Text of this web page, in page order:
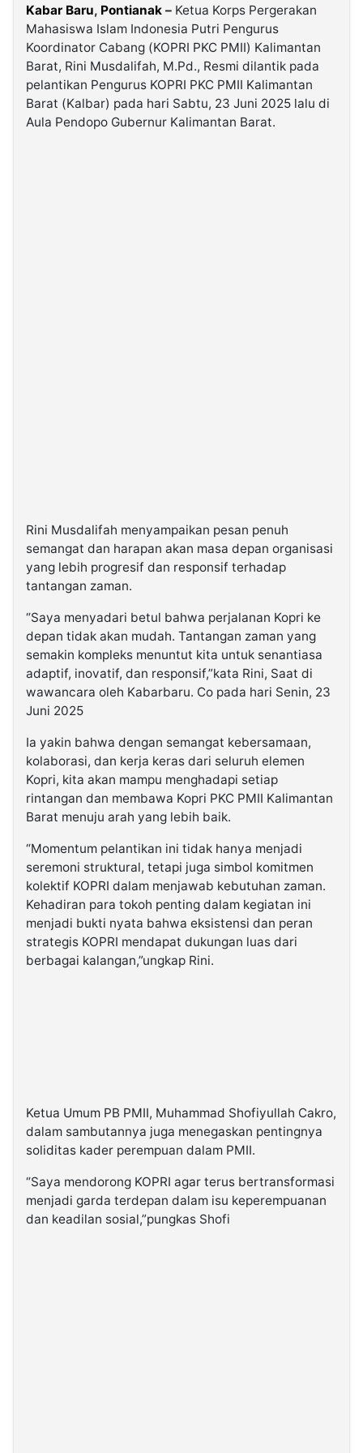
Kabarbaru.co
2026
Kabarbaru
Kabar Baru, Pontianak – Ketua Korps Pergerakan
Mahasiswa Islam Indonesia Putri Pengurus
Koordinator Cabang (KOPRI PKC PMII) Kalimantan
Barat, Rini Musdalifah, M.Pd., Resmi dilantik pada
pelantikan Pengurus KOPRI PKC PMII Kalimantan
Barat (Kalbar) pada hari Sabtu, 23 Juni 2025 lalu di
Aula Pendopo Gubernur Kalimantan Barat.
Rini Musdalifah menyampaikan pesan penuh
semangat dan harapan akan masa depan organisasi
yang lebih progresif dan responsif terhadap
tantangan zaman.
“Saya menyadari betul bahwa perjalanan Kopri ke
depan tidak akan mudah. Tantangan zaman yang
semakin kompleks menuntut kita untuk senantiasa
adaptif, inovatif, dan responsif,”kata Rini, Saat di
wawancara oleh Kabarbaru. Co pada hari Senin, 23
Juni 2025
Ia yakin bahwa dengan semangat kebersamaan,
kolaborasi, dan kerja keras dari seluruh elemen
Kopri, kita akan mampu menghadapi setiap
rintangan dan membawa Kopri PKC PMII Kalimantan
Barat menuju arah yang lebih baik.
“Momentum pelantikan ini tidak hanya menjadi
seremoni struktural, tetapi juga simbol komitmen
kolektif KOPRI dalam menjawab kebutuhan zaman.
Kehadiran para tokoh penting dalam kegiatan ini
menjadi bukti nyata bahwa eksistensi dan peran
strategis KOPRI mendapat dukungan luas dari
berbagai kalangan,”ungkap Rini.
Ketua Umum PB PMII, Muhammad Shofiyullah Cakro,
dalam sambutannya juga menegaskan pentingnya
soliditas kader perempuan dalam PMII.
“Saya mendorong KOPRI agar terus bertransformasi
menjadi garda terdepan dalam isu keperempuanan
dan keadilan sosial,”pungkas Shofi